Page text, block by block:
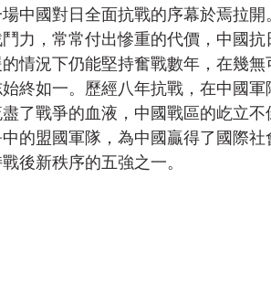
中國對日全面抗戰的序幕於焉拉開
，常常付出慘重的代價，中國抗
情況下仍能堅持奮戰數年，在幾無
終如一。歷經八年抗戰，在中國軍
了戰爭的血液，中國戰區的屹立不
的盟國軍隊，為中國贏得了國際社
後新秩序的五強之一。